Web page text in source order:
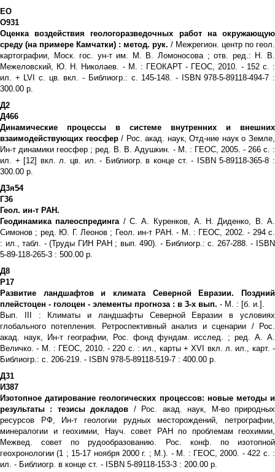
ЕО
О931
Оценка воздействия геологоразведочных работ на окружающую
среду (на примере Камчатки) : метод. рук. / Межрегион. центр по геол.
картографии, Моск. гос. ун-т им. М. В. Ломоносова ; отв. ред.: Н. В.
Межеловский, Ю. Н. Николаев. - М. : ГЕОКАРТ - ГЕОС, 2010. - 152 с. :
ил. + LVI с. цв. вкл. - Библиогр.: с. 145-148. - ISBN 978-5-89118-494-7 :
300.00 р.
Д2
Д466
Динамические процессы в системе внутренних и внешних
взаимодействующих геосфер/ Рос. акад. наук, Отд-ние наук о Земле,
Ин-т динамики геосфер ; ред. В. В. Адушкин. - М. : ГЕОС, 2005. - 266 с. :
ил. + [12] вкл. л. цв. ил. - Библиогр. в конце ст. - ISBN 5-89118-365-8 :
300.00 р.
Д3я54
Г36
Геол. ин-т РАН.
Геодинамика палеоспрединга/ С. А. Куренков, А. Н. Диденко, В. А.
Симонов ; ред. Ю. Г. Леонов ; Геол. ин-т РАН. - М. : ГЕОС, 2002. - 294 с.
: ил., табл. - (Труды ГИН РАН ; вып. 490). - Библиогр.: с. 267-288. - ISBN
5-89-118-265-3 : 500.00 р.
Д8
Р17
Развитие ландшафтов и климата Северной Евразии. Поздний
плейстоцен - голоцен - элементы прогноза : в 3-х вып. - М. : [б. и.].
Вып. III : Климаты и ландшафты Северной Евразии в условиях
глобального потепления. Ретроспективный анализ и сценарии / Рос.
акад. наук, Ин-т географии, Рос. фонд фундам. исслед. ; ред. А. А.
Величко. - М. : ГЕОС, 2010. - 220 с. : ил., карты + XVI вкл. л. ил., карт. -
Библиогр.: с. 206-219. - ISBN 978-5-89118-519-7 : 400.00 р.
Д31
И387
Изотопное датирование геологических процессов: новые методы и
результаты : тезисы докладов / Рос. акад. наук, М-во природных
ресурсов РФ, Ин-т геологии рудных месторождений, петрографии,
минералогии и геохимии, Науч. совет РАН по проблемам геохимии,
Межвед. совет по рудообразованию. Рос. конф. по изотопной
геохронологии (1 ; 15-17 ноября 2000 г. ; М.). - М. : ГЕОС, 2000. - 422 с. :
ил. - Библиогр. в конце ст. - ISBN 5-89118-153-3 : 200.00 р.